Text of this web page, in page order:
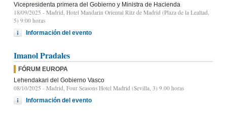
Vicepresidenta primera del Gobierno y Ministra de Hacienda
18/09/2025 - Madrid, Hotel Mandarin Oriental Ritz de Madrid (Plaza de la Lealtad,
5) 9:00 horas
Información del evento
Imanol Pradales
FÓRUM EUROPA
Lehendakari del Gobierno Vasco
08/10/2025 - Madrid, Four Seasons Hotel Madrid (Sevilla, 3) 9.00 horas
Información del evento